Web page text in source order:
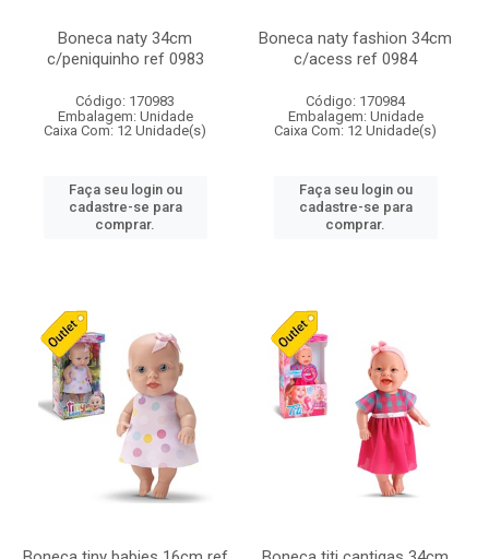
Boneca naty 34cm
c/peniquinho ref 0983
Código: 170983
Embalagem: Unidade
Caixa Com: 12 Unidade(s)
Faça seu login ou
cadastre-se para
comprar.
Boneca naty fashion 34cm
c/acess ref 0984
Código: 170984
Embalagem: Unidade
Caixa Com: 12 Unidade(s)
Faça seu login ou
cadastre-se para
comprar.